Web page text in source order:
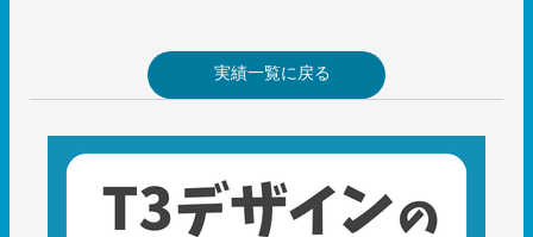
実績一覧に戻る